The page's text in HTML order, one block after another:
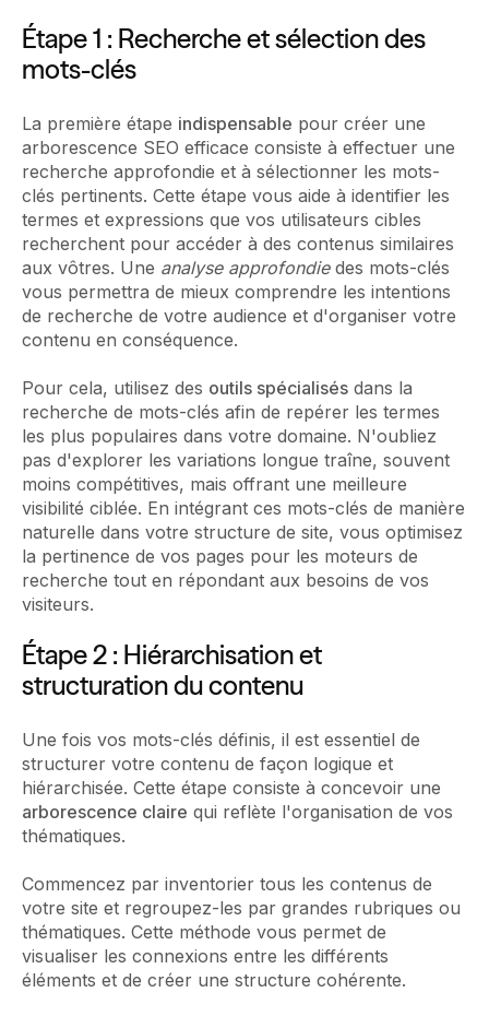
Étape 1 : Recherche et sélection des
mots-clés
La première étape indispensable pour créer une
arborescence SEO efficace consiste à effectuer une
recherche approfondie et à sélectionner les mots-
clés pertinents. Cette étape vous aide à identifier les
termes et expressions que vos utilisateurs cibles
recherchent pour accéder à des contenus similaires
aux vôtres. Une analyse approfondiedes mots-clés
vous permettra de mieux comprendre les intentions
de recherche de votre audience et d'organiser votre
contenu en conséquence.
Pour cela, utilisez des outils spécialisés dans la
recherche de mots-clés afin de repérer les termes
les plus populaires dans votre domaine. N'oubliez
pas d'explorer les variations longue traîne, souvent
moins compétitives, mais offrant une meilleure
visibilité ciblée. En intégrant ces mots-clés de manière
naturelle dans votre structure de site, vous optimisez
la pertinence de vos pages pour les moteurs de
recherche tout en répondant aux besoins de vos
visiteurs.
Étape 2 : Hiérarchisation et
structuration du contenu
Une fois vos mots-clés définis, il est essentiel de
structurer votre contenu de façon logique et
hiérarchisée. Cette étape consiste à concevoir une
arborescence claire qui reflète l'organisation de vos
thématiques.
Commencez par inventorier tous les contenus de
votre site et regroupez-les par grandes rubriques ou
thématiques. Cette méthode vous permet de
visualiser les connexions entre les différents
éléments et de créer une structure cohérente.